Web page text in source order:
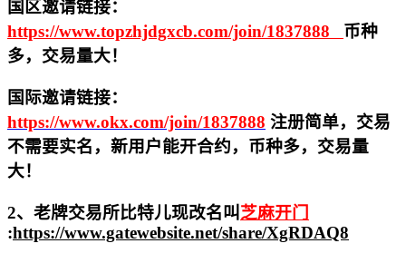
国区邀请链接：
https://www.topzhjdgxcb.com/join/1837888 币种
多，交易量大！
国际邀请链接：
https://www.okx.com/join/1837888 注册简单，交易
不需要实名，新用户能开合约， 币种多，交易量
大！
2、老牌交易所比特儿现改名叫芝麻开门
:https://www.gatewebsite.net/share/XgRDAQ8